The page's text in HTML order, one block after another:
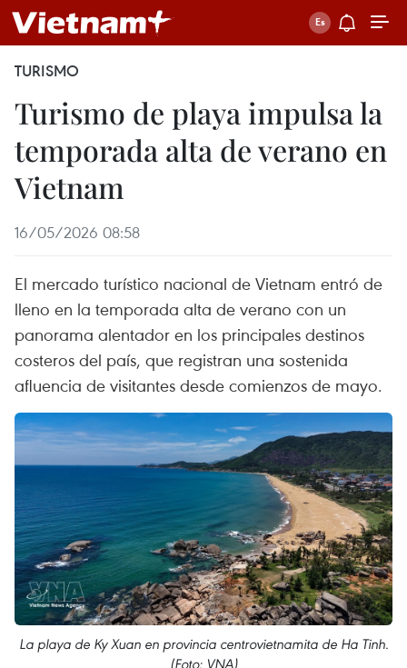
TURISMO
Turismo de playa impulsa la
temporada alta de verano en
Vietnam
16/05/2026 08:58
El mercado turístico nacional de Vietnam entró de
lleno en la temporada alta de verano con un
panorama alentador en los principales destinos
costeros del país, que registran una sostenida
afluencia de visitantes desde comienzos de mayo.
La playa de Ky Xuan en provincia centrovietnamita de Ha Tinh.
(Foto: VNA)